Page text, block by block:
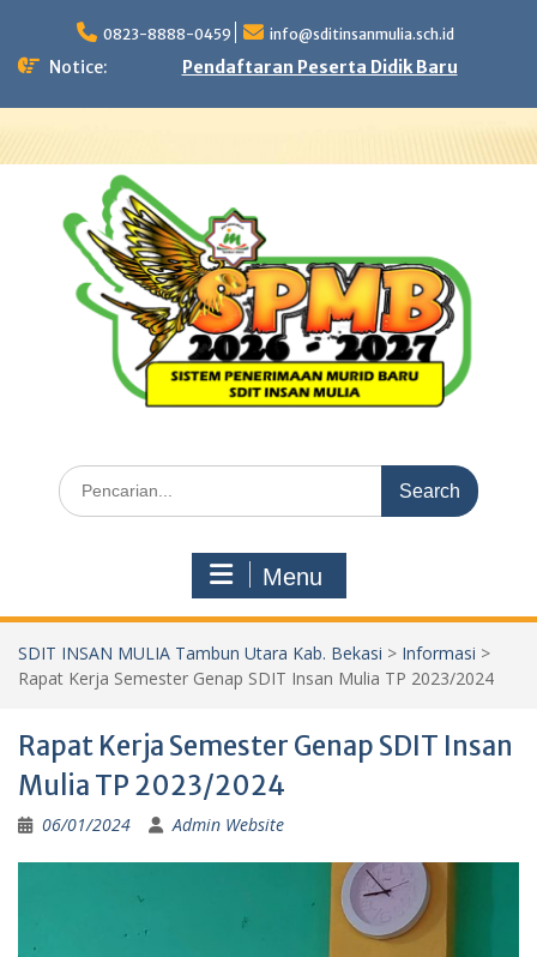
content
0823-8888-0459 info@sditinsanmulia.sch.id
Notice: Pendaftaran Peserta Didik Baru
Search
for:
Menu
SDIT INSAN MULIA Tambun Utara Kab. Bekasi > Informasi >
Rapat Kerja Semester Genap SDIT Insan Mulia TP 2023/2024
Rapat Kerja Semester Genap SDIT Insan
Mulia TP 2023/2024
06/01/2024 Admin Website